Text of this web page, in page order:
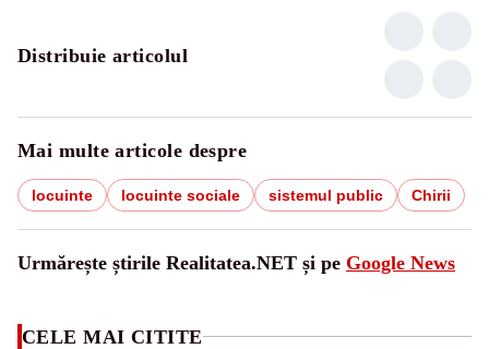
Distribuie articolul
Mai multe articole despre
locuinte locuinte sociale sistemul public Chirii
Urmărește știrile Realitatea.NET și pe Google News
CELE MAI CITITE